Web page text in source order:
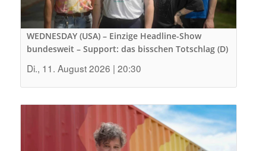
WEDNESDAY (USA) – Einzige Headline-Show
bundesweit – Support: das bisschen Totschlag (D)
Di., 11. August 2026 | 20:30